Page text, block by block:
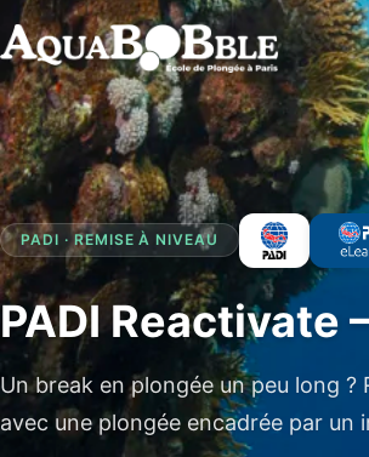
PADI · REMISE À NIVEAU
PADI
Un break en plongée un peu long
avec une plongée encadrée par un